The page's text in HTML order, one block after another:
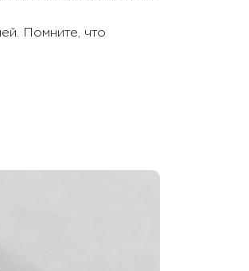
Помните, что